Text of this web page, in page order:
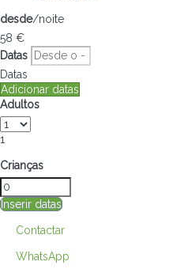
desde/noite
58 €
Datas
Datas
Adicionar datas
Adultos
1
Crianças
Inserir datas
Contactar
WhatsApp